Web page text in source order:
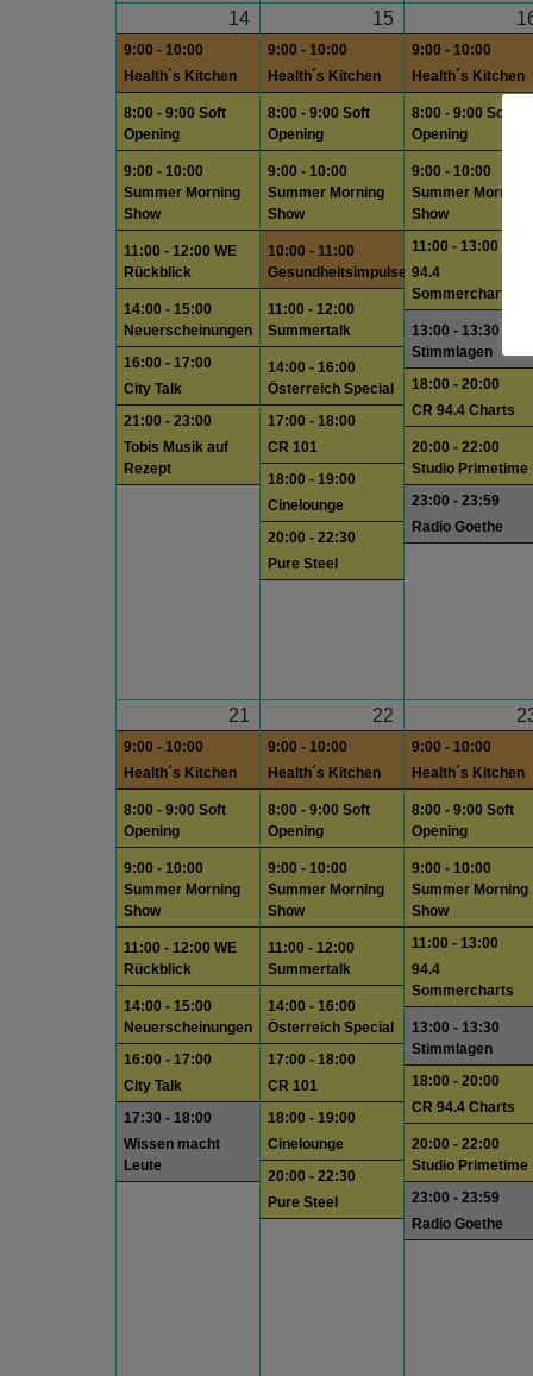
14
9:00 - 10:00
Health´s Kitchen
8:00 - 9:00 Soft
Opening
9:00 - 10:00
Summer Morning
Show
11:00 - 12:00 WE
Rückblick
14:00 - 15:00
Neuerscheinungen
16:00 - 17:00
City Talk
21:00 - 23:00
Tobis Musik auf
Rezept
15
9:00 - 10:00
Health´s Kitchen
8:00 - 9:00 Soft
Opening
9:00 - 10:00
Summer Morning
Show
10:00 - 11:00
Gesundheitsimpulse
11:00 - 12:00
Summertalk
14:00 - 16:00
Österreich Special
17:00 - 18:00
CR 101
18:00 - 19:00
Cinelounge
20:00 - 22:30
Pure Steel
9:00 - 10:00
Health´s Kitchen
8:00 - 9:00 Soft
Opening
9:00 - 10:00
Summer Morning
Show
11:00 - 13:00
94.4
Sommercharts
13:00 - 13:30
Stimmlagen
18:00 - 20:00
CR 94.4 Charts
20:00 - 22:00
Studio Primetime
23:00 - 23:59
Radio Goethe
21
9:00 - 10:00
Health´s Kitchen
8:00 - 9:00 Soft
Opening
9:00 - 10:00
Summer Morning
Show
11:00 - 12:00 WE
Rückblick
14:00 - 15:00
Neuerscheinungen
16:00 - 17:00
City Talk
17:30 - 18:00
Wissen macht
Leute
22
9:00 - 10:00
Health´s Kitchen
8:00 - 9:00 Soft
Opening
9:00 - 10:00
Summer Morning
Show
11:00 - 12:00
Summertalk
14:00 - 16:00
Österreich Special
17:00 - 18:00
CR 101
18:00 - 19:00
Cinelounge
20:00 - 22:30
Pure Steel
9:00 - 10:00
Health´s Kitchen
8:00 - 9:00 Soft
Opening
9:00 - 10:00
Summer Morning
Show
11:00 - 13:00
94.4
Sommercharts
13:00 - 13:30
Stimmlagen
18:00 - 20:00
CR 94.4 Charts
20:00 - 22:00
Studio Primetime
23:00 - 23:59
Radio Goethe